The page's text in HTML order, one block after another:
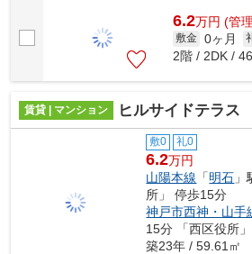
6.2万円 (管
敷金 0ヶ月
2階 / 2DK /
賃貸 | マンション ヒルサイドテラス
敷0 礼0
6.2万円
山陽本線 「明石
所」 停歩15分
神戸市西神・山手
15分 「西区役所
築23年 / 59.61㎡